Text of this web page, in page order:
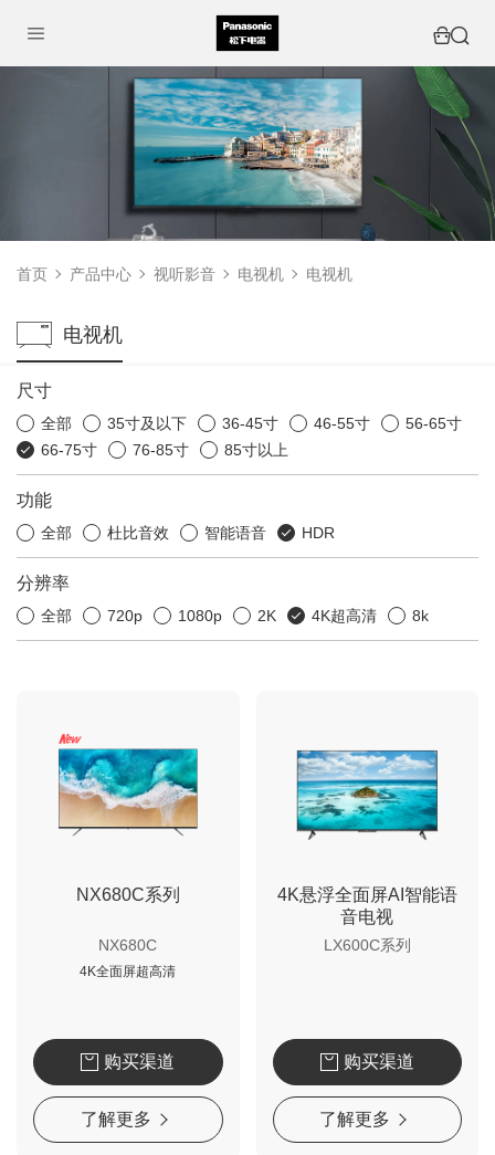
首页 产品中心 视听影音 电视机 电视机
电视机
尺寸
全部 35寸及以下 36-45寸 46-55寸
56-65寸
66-75寸
76-85寸 85寸以上
功能
全部 杜比音效 智能语音 HDR
分辨率
全部 720p 1080p 2K 4K超高清 8k
NX680C系列
NX680C
4K全面屏超高清
购买渠道
了解更多
4K悬浮全面屏AI智能语
音电视
LX600C系列
购买渠道
了解更多